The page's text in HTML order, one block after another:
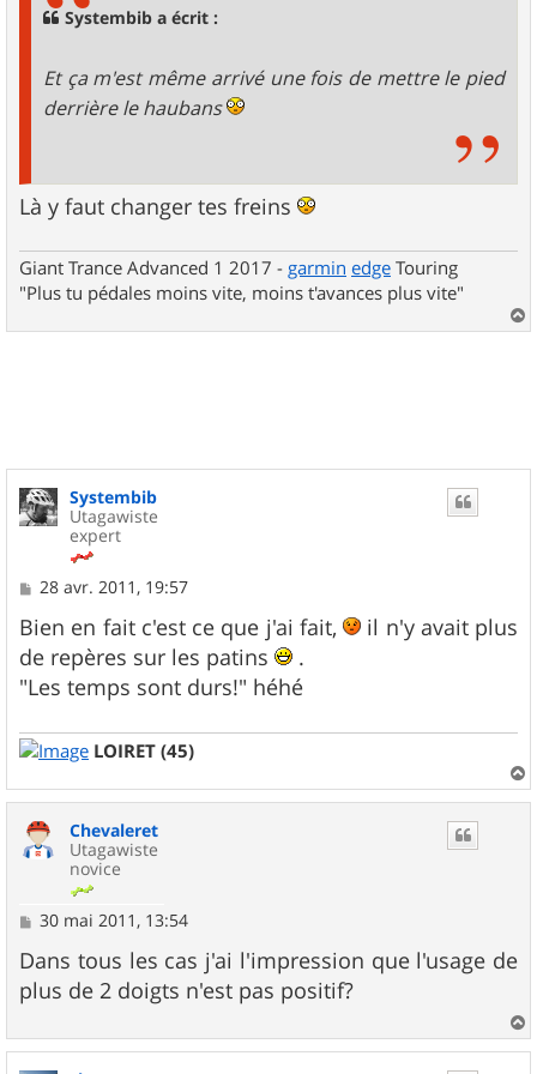
Systembib a écrit :
Et ça m'est même arrivé une fois de mettre le pied
derrière le haubans
Là y faut changer tes freins
Giant Trance Advanced 1 2017 - garmin edge Touring
"Plus tu pédales moins vite, moins t'avances plus vite"
a
Systembib
Utagawiste
expert
M
s
s
a
g
e
28 avr. 2011, 19:57
Bien en fait c'est ce que j'ai fait,
il n'y avait plus
de repères sur les patins
.
"Les temps sont durs!" héhé
LOIRET (45)
a
Chevaleret
Utagawiste
novice
M
s
s
a
e
30 mai 2011, 13:54
Dans tous les cas j'ai l'impression que l'usage de
plus de 2 doigts n'est pas positif?
a